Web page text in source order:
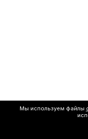
Мы используем файлы